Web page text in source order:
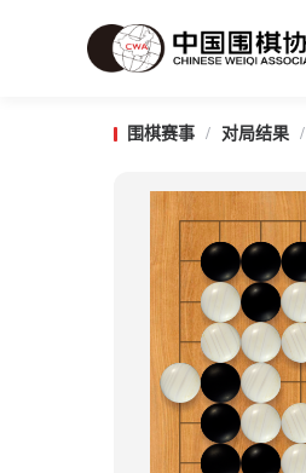
围棋赛事 / 对局结果 /